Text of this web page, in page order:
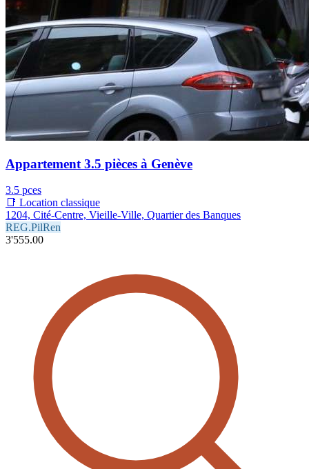
Appartement 3.5 pièces à Genève
3.5 pces
📑 Location classique
1204, Cité-Centre, Vieille-Ville, Quartier des Banques
REG.PilRen
3'555.00